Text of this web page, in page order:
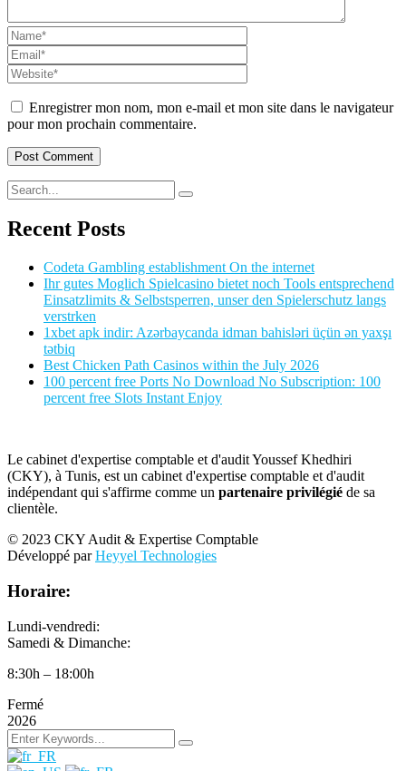
Enregistrer mon nom, mon e-mail et mon site dans le navigateur
pour mon prochain commentaire.
Recent Posts
Codeta Gambling establishment On the internet
Ihr gutes Moglich Spielcasino bietet noch Tools entsprechend
Einsatzlimits & Selbstsperren, unser den Spielerschutz langs
verstrken
1xbet apk indir: Azərbaycanda idman bahisləri üçün ən yaxşı
tətbiq
Best Chicken Path Casinos within the July 2026
100 percent free Ports No Download No Subscription: 100
percent free Slots Instant Enjoy
Le cabinet d'expertise comptable et d'audit Youssef Khedhiri
(CKY), à Tunis, est un cabinet d'expertise comptable et d'audit
indépendant qui s'affirme comme un partenaire privilégié de sa
clientèle.
© 2023 CKY Audit & Expertise Comptable
Développé parHeyyel Technologies
Horaire:
Lundi-vendredi:
Samedi & Dimanche:
8:30h – 18:00h
Fermé
2026